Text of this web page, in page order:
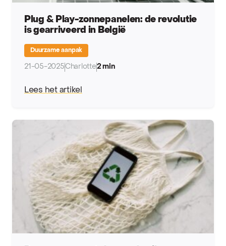
Plug & Play-zonnepanelen: de revolutie
is gearriveerd in België
Duurzame aanpak
21-05-2025Charlotte2 min
Lees het artikel